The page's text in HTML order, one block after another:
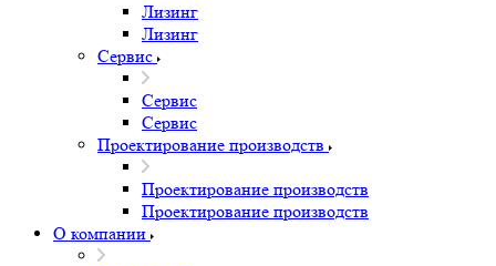
Лизинг
Лизинг
Сервис
Сервис
Сервис
Проектирование производств
Проектирование производств
Проектирование производств
О компании